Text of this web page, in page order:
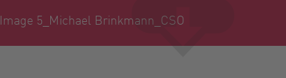
Image 5_Michael Brinkmann_CSO